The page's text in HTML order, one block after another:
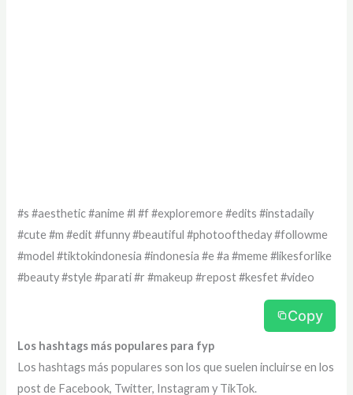
#s #aesthetic #anime #l #f #exploremore #edits #instadaily
#cute #m #edit #funny #beautiful #photooftheday #followme
#model #tiktokindonesia #indonesia #e #a #meme #likesforlike
#beauty #style #parati #r #makeup #repost #kesfet #video
Copy
Los hashtags más populares para fyp
Los hashtags más populares son los que suelen incluirse en los
post de Facebook, Twitter, Instagram y TikTok.